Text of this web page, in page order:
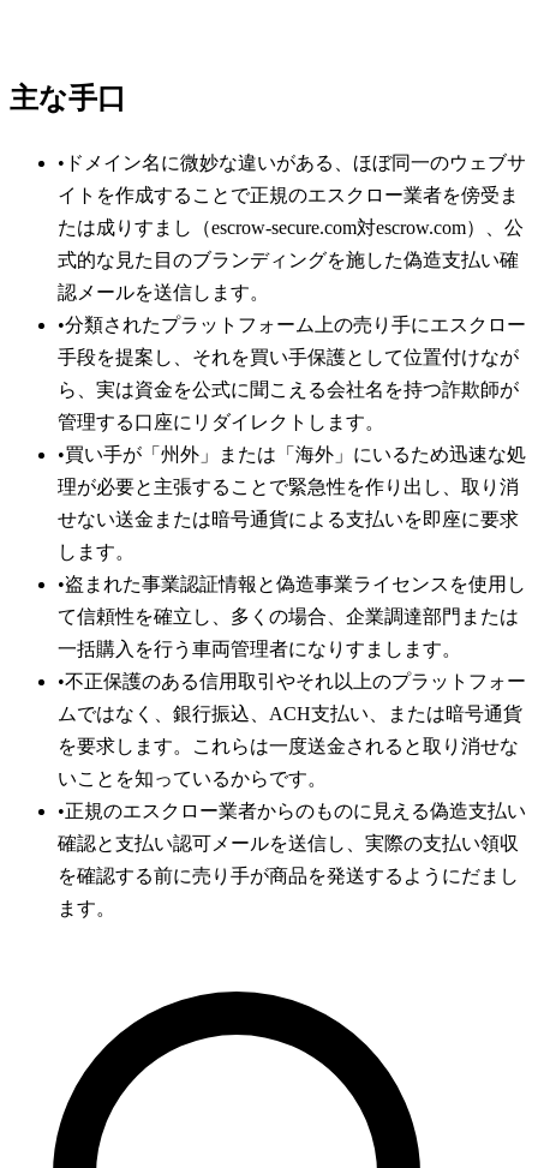
主な手口
• ドメイン名に微妙な違いがある、ほぼ同一のウェブサ
イトを作成することで正規のエスクロー業者を傍受ま
たは成りすまし（escrow-secure.com対escrow.com）、公
式的な見た目のブランディングを施した偽造支払い確
認メールを送信します。
•分類されたプラットフォーム上の売り手にエスクロー
手段を提案し、それを買い手保護として位置付けなが
ら、実は資金を公式に聞こえる会社名を持つ詐欺師が
管理する口座にリダイレクトします。
•買い手が「州外」または「海外」にいるため迅速な処
理が必要と主張することで緊急性を作り出し、取り消
せない送金または暗号通貨による支払いを即座に要求
します。
•盗まれた事業認証情報と偽造事業ライセンスを使用し
て信頼性を確立し、多くの場合、企業調達部門または
一括購入を行う車両管理者になりすまします。
•不正保護のある信用取引やそれ以上のプラットフォー
ムではなく、銀行振込、ACH支払い、または暗号通貨
を要求します。これらは一度送金されると取り消せな
いことを知っているからです。
•正規のエスクロー業者からのものに見える偽造支払い
確認と支払い認可メールを送信し、実際の支払い領収
を確認する前に売り手が商品を発送するようにだまし
ます。